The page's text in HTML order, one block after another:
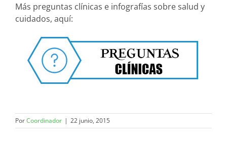
Más preguntas clínicas e infografías sobre salud y
cuidados, aquí:
PorCoordinador | 22 junio, 2015